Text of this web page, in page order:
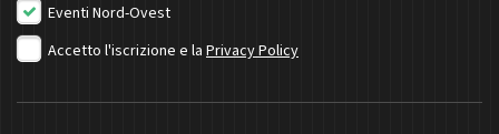
Eventi Nord-Ovest
Accetto l'iscrizione e la Privacy Policy